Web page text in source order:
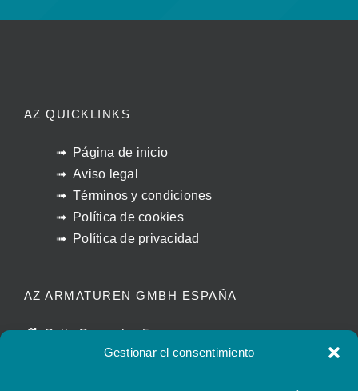
Gestionar el consentimiento
AZ QUICKLINKS
Página de inicio
Aviso legal
Términos y condiciones
Política de cookies
Política de privacidad
AZ ARMATUREN GMBH ESPAÑA
Calle Caracolas 5
11011 Cádiz – España